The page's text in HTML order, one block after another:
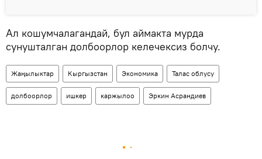
Ал кошумчалагандай, бул аймакта мурда
сунушталган долбоорлор келечексиз болчу.
Жаңылыктар Кыргызстан Экономика Талас облусу
долбоорлор ишкер каржылоо Эркин Асрандиев